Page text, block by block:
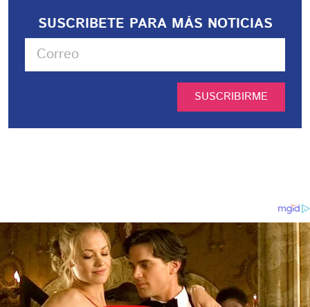
SUSCRIBETE PARA MÁS NOTICIAS
SUSCRIBIRME